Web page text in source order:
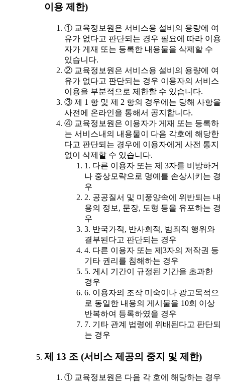
이용 제한)
① 교육정보원은 서비스용 설비의 용량에 여
유가 없다고 판단되는 경우 필요에 따라 이용
자가 게재 또는 등록한 내용물을 삭제할 수
있습니다.
② 교육정보원은 서비스용 설비의 용량에 여
유가 없다고 판단되는 경우 이용자의 서비스
이용을 부분적으로 제한할 수 있습니다.
③ 제 1 항 및 제 2 항의 경우에는 당해 사항을
사전에 온라인을 통해서 공지합니다.
④ 교육정보원은 이용자가 게재 또는 등록하
는 서비스내의 내용물이 다음 각호에 해당한
다고 판단되는 경우에 이용자에게 사전 통지
없이 삭제할 수 있습니다.
1. 다른 이용자 또는 제 3자를 비방하거
나 중상모략으로 명예를 손상시키는 경
우
2. 공공질서 및 미풍양속에 위반되는 내
용의 정보, 문장, 도형 등을 유포하는 경
우
3. 반국가적, 반사회적, 범죄적 행위와
결부된다고 판단되는 경우
4. 다른 이용자 또는 제3자의 저작권 등
기타 권리를 침해하는 경우
5. 게시 기간이 규정된 기간을 초과한
경우
6. 이용자의 조작 미숙이나 광고목적으
로 동일한 내용의 게시물을 10회 이상
반복하여 등록하였을 경우
7. 기타 관계 법령에 위배된다고 판단되
는 경우
제 13 조 (서비스 제공의 중지 및 제한)
① 교육정보원은 다음 각 호에 해당하는 경우